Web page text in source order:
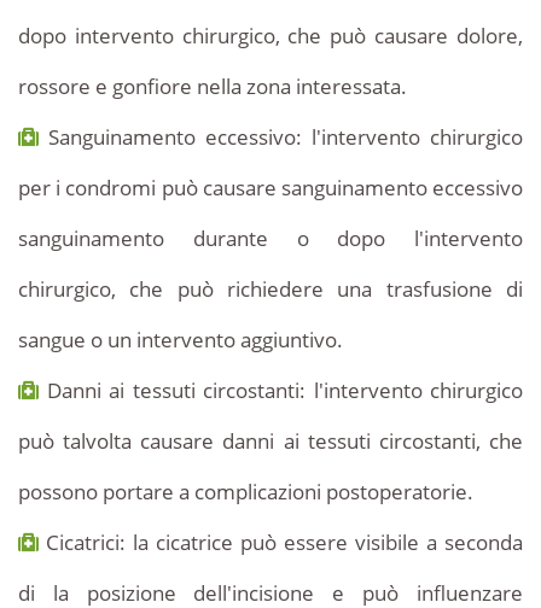
dopo intervento chirurgico, che può causare dolore,
rossore e gonfiore nella zona interessata.
Sanguinamento eccessivo: l'intervento chirurgico
per i condromi può causare sanguinamento eccessivo
sanguinamento durante o dopo l'intervento
chirurgico, che può richiedere una trasfusione di
sangue o un intervento aggiuntivo.
Danni ai tessuti circostanti: l'intervento chirurgico
può talvolta causare danni ai tessuti circostanti, che
possono portare a complicazioni postoperatorie.
Cicatrici: la cicatrice può essere visibile a seconda
di la posizione dell'incisione e può influenzare